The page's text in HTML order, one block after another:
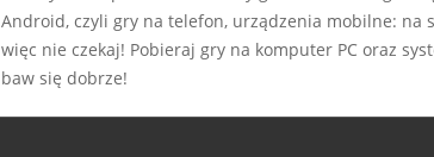
Android, czyli gry na telefon, urządzenia mobilne: na
więc nie czekaj! Pobieraj gry na komputer PC oraz
baw się dobrze!